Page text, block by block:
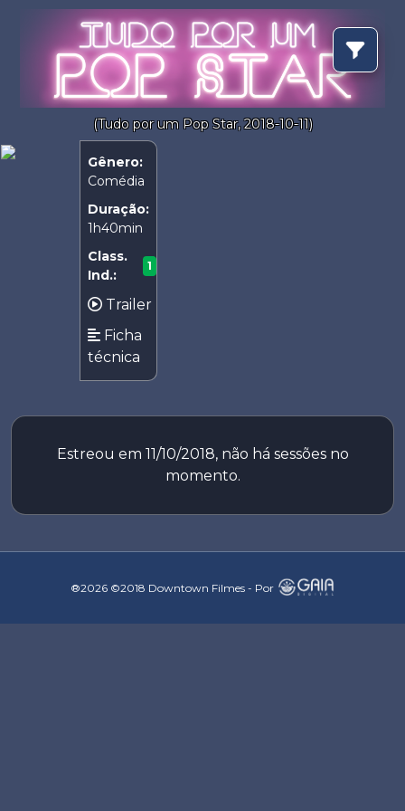
(Tudo por um Pop Star, 2018-10-11)
Gênero:
Comédia
Duração:
1h40min
Class.
Ind.:
1
Trailer
Ficha
técnica
Estreou em 11/10/2018, não há sessões no
momento.
®2026 ©2018 Downtown Filmes - Por